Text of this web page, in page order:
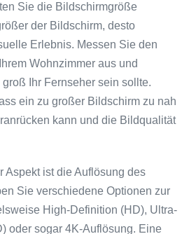
Sie die Bildschirmgröße
der Bildschirm, desto
Erlebnis. Messen Sie den
Wohnzimmer aus und
Ihr Fernseher sein sollte.
ein zu großer Bildschirm zu nah
kann und die Bildqualität
Aspekt ist die Auflösung des
Sie verschiedene Optionen zur
High-Definition (HD), Ultra-
oder sogar 4K-Auflösung. Eine